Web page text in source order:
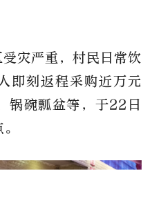
灾严重，村民日常饮
即刻返程采购近万元
锅碗瓢盆等，于22日